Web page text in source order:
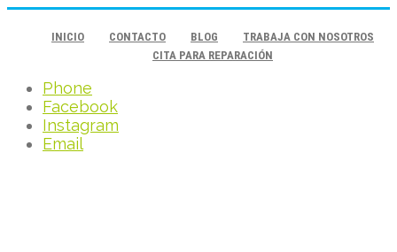
INICIO CONTACTO BLOG
TRABAJA CON NOSOTROS
CITA PARA REPARACIÓN
Phone
Facebook
Instagram
Email